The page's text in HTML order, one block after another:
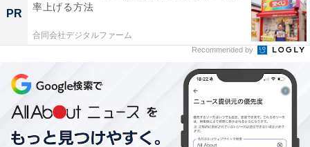
PR
率上げる方法
合同会社デジタルファーム
Recommended by